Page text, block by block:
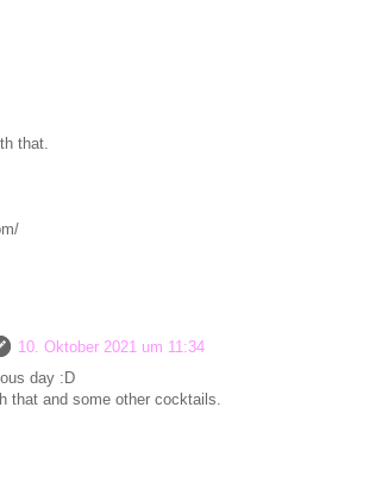
that.
10. Oktober 2021 um 11:34
day :D
that and some other cocktails.